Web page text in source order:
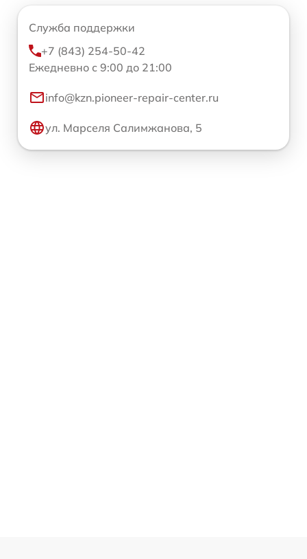
Служба поддержки
+7 (843) 254-50-42
Ежедневно с 9:00 до 21:00
info@kzn.pioneer-repair-center.ru
ул. Марселя Салимжанова, 5